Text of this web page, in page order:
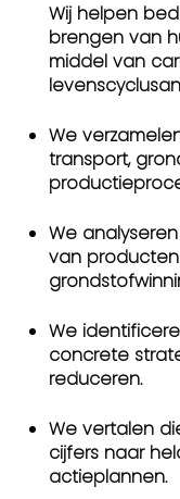
Wij helpen
brengen van
middel van
We
transport,
We
van
We
concrete
reduceren.
We vertalen
cijfers naar
actieplannen.